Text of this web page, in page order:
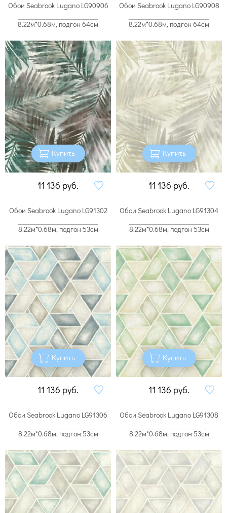
Обои Seabrook Lugano LG90906
8.22м*0.68м, подгон 64см
Купить
11 136 руб.
Обои Seabrook Lugano LG90908
8.22м*0.68м, подгон 64см
Купить
11 136 руб.
Обои Seabrook Lugano LG91302
8.22м*0.68м, подгон 53см
Купить
11 136 руб.
Обои Seabrook Lugano LG91304
8.22м*0.68м, подгон 53см
Купить
11 136 руб.
Обои Seabrook Lugano LG91306
8.22м*0.68м, подгон 53см
Обои Seabrook Lugano LG91308
8.22м*0.68м, подгон 53см